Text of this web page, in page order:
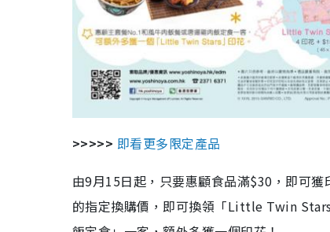
>>>>> 即看更多限定產品
由9月15日起，只要惠顧食品滿$30，即可
的指定換購價，即可換領「Little Twin